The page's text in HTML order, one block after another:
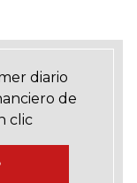
diario
de
clic